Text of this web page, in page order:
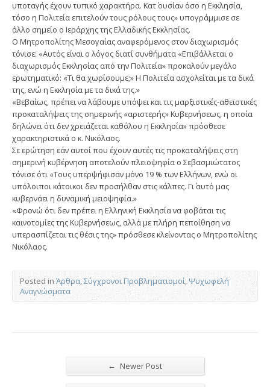
υποταγής έχουν τυπικό χαρακτήρα. Κατ΄ ουσίαν όσο η Εκκλησία,
τόσο η Πολιτεία επιτελούν τους ρόλους τους» υπογράμμισε σε
άλλο σημείο ο Ιεράρχης της Ελλαδικής Εκκλησίας.
Ο Μητροπολίτης Μεσογαίας αναφερόμενος στον διαχωρισμός
τόνισε: «Αυτός είναι ο λόγος διατί συνθήματα «Επιβάλλεται ο
διαχωρισμός Εκκλησίας από την Πολιτεία» προκαλούν μεγάλο
ερωτηματικό: «Τι θα χωρίσουμε;» Η Πολιτεία ασχολείται με τα δικά
της, ενώ η Εκκλησία με τα δικά της.»
«Βεβαίως, πρέπει να λάβουμε υπόψει και τις μαρξιστικές-αθεϊστικές
προκαταλήψεις της σημερινής «αριστερής» Κυβερνήσεως, η οποία
δηλώνει ότι δεν χρειάζεται καθόλου η Εκκλησία» πρόσθεσε
χαρακτηριστικά ο κ. Νικόλαος.
Σε ερώτηση εάν αυτοί που έχουν αυτές τις προκαταλήψεις στη
σημερινή κυβέρνηση αποτελούν πλειοψηφία ο Σεβασμιώτατος
τόνισε ότι «Τους υπερψήφισαν μόνο 19 % των Ελλήνων, ενώ οι
υπόλοιποι κάτοικοι δεν προσήλθαν στις κάλπες. Γι΄ αυτό μας
κυβερνάει η δυναμική μειοψηφία.»
«Φρονώ ότι δεν πρέπει η Ελληνική Εκκλησία να φοβάται τις
καινοτομίες της Κυβερνήσεως, αλλά με πλήρη πεποίθηση να
υπερασπίζεται τις θέσις της» πρόσθεσε κλείνοντας ο Μητροπολίτης
Νικόλαος.
Posted in Άρθρα,Σύγχρονοι Προβληματισμοί,Ψυχωφελή
Αναγνώσματα
← Newer Post